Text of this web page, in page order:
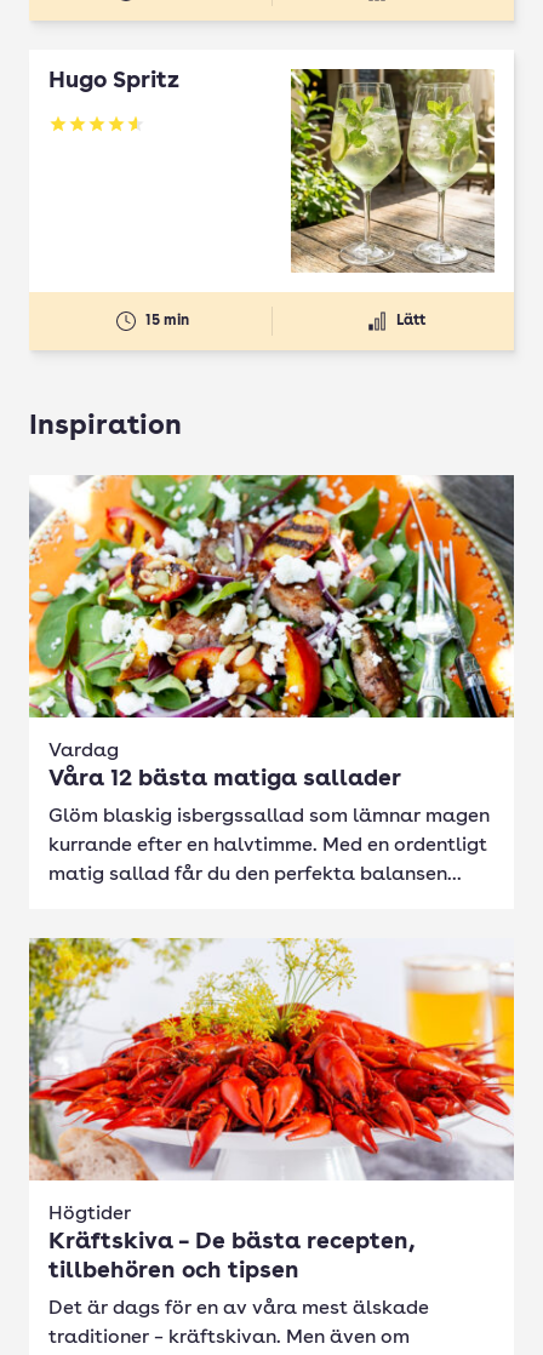
Hugo Spritz
Betyg: 4.61 av 5
15 min Lätt
Inspiration
Vardag
Våra 12 bästa matiga sallader
Glöm blaskig isbergssallad som lämnar magen
kurrande efter en halvtimme. Med en ordentligt
matig sallad får du den perfekta balansen...
Högtider
Kräftskiva – De bästa recepten,
tillbehören och tipsen
Det är dags för en av våra mest älskade
traditioner – kräftskivan. Men även om